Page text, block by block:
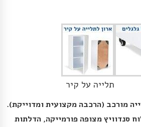
תלייה על קיר
מורכב (הרכבה מקצועית ומדוייקת).
סנדוויץ מצופה פורמייקה, הדלתות